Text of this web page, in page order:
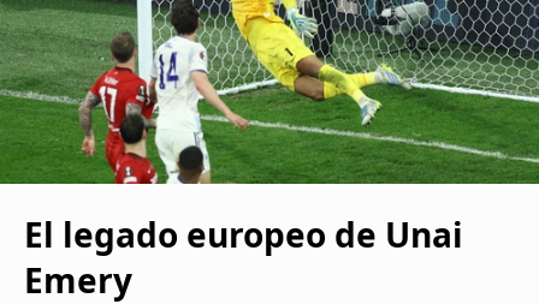
El legado europeo de Unai
Emery